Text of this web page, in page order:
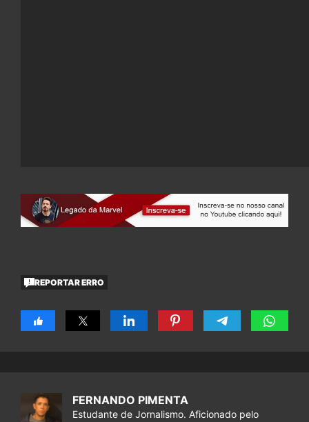
REPORTAR ERRO
FERNANDO PIMENTA
Estudante de Jornalismo. Aficionado pelo